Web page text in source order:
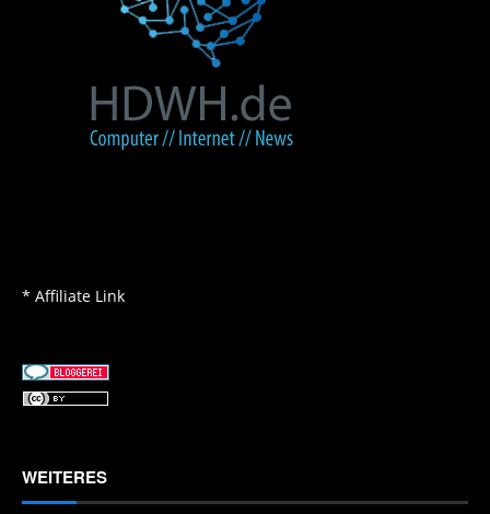
* Affiliate Link
WEITERES